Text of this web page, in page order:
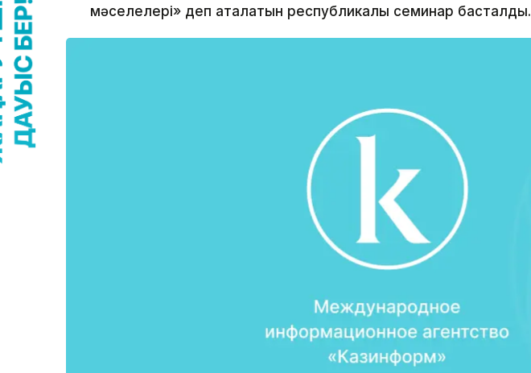
мәселелері» деп аталатын республикалық семинар басталды.